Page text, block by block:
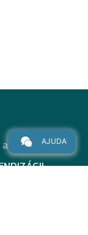
alunos
AJUDA